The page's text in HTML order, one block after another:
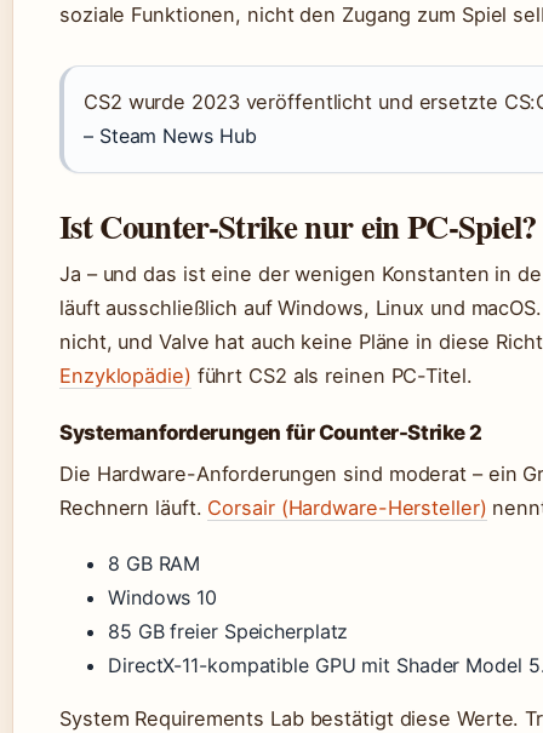
soziale Funktionen, nicht den Zugang zum Spiel
CS2 wurde 2023 veröffentlicht und ersetzte
– Steam News Hub
Ist Counter-Strike nur ein PC-Spiel?
Ja – und das ist eine der wenigen Konstanten in
läuft ausschließlich auf Windows, Linux und
nicht, und Valve hat auch keine Pläne in diese
Enzyklopädie) führt CS2 als reinen PC-Titel.
Systemanforderungen für Counter-Strike 2
Die Hardware-Anforderungen sind moderat – ein
Rechnern läuft. Corsair (Hardware-Hersteller)
8 GB RAM
Windows 10
85 GB freier Speicherplatz
DirectX-11-kompatible GPU mit Shader Model
System Requirements Lab bestätigt diese Werte.